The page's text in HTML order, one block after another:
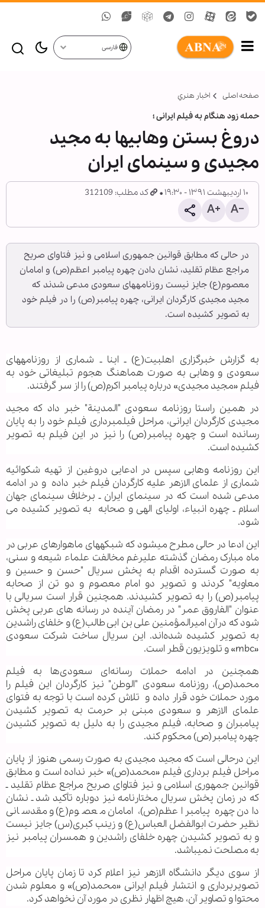
فارسی
صفحه اصلی اخبار هنري
حمله زود هنگام به فیلم ایرانی ؛
دروغ بستن وهابی‏ها به مجید
مجیدی و سینمای ایران
۱۰ اردیبهشت ۱۳۹۱ - ۱۹:۳۰ کد مطلب: 312109
در حالی که مطابق قوانین جمهوری اسلامی و نیز فتاوای صریح
مراجع عظام تقلید، نشان دادن چهره پیامبر اعظم(ص) و امامان
معصوم(ع) جایز نیست روزنامه‏های سعودی مدعی شدند که
مجید مجیدی کارگردان ایرانی، چهره پیامبر(ص) را در فیلم خود
به تصویر کشیده است.
به گزارش خبرگزاری اهل‏بیت(ع) ـ ابنا ـ شماری از روزنامه‏های
سعودی و وهابی به صورت هماهنگ هجوم تبلیغاتی خود به
فیلم «مجید مجیدی» درباره پیامبر اکرم(ص) را از سر گرفتند.
در همین راستا روزنامه سعودی "المدینة" خبر داد که مجید
مجیدی کارگردان ایرانی، مراحل فیلمبرداری فیلم خود را به پایان
رسانده است و چهره پیامبر(ص) را نیز در این فیلم به تصویر
کشیده است.
این روزنامه وهابی سپس در ادعایی دروغین از تهیه شکوائیه
شماری از علمای الازهر علیه کارگردان فیلم خبر داده و در ادامه
مدعی شده است که در سینمای ایران ـ برخلاف سینمای جهان
اسلام ـ چهره انبیاء، اولیای الهی و صحابه به تصویر ‎کشیده می
شود.
این ادعا در حالی مطرح می‏شود که شبکه‏های ماهواره‎ای عربی در
ماه مبارک رمضان گذشته علیرغم مخالفت علماء شیعه و سنی،
به صورت گسترده اقدام به پخش سریال "حسن و حسین و
معاویه" کردند و تصویر دو امام معصوم و دو تن از صحابه
پیامبر(ص) را به تصویر کشیدند. همچنین قرار است سريالی با
عنوان "الفاروق عمر" در رمضان آینده در رسانه های عربی پخش
شود که درآن امیرالمؤمنین علی بن ابی طالب(ع) و خلفای راشدين
به تصوير کشيده شده‌اند. اين سريال ساخت شرکت سعودی
«mbc» و تلويزيون قطر است.
همچنین در ادامه حملات رسانه‌ای سعودی‌ها به فيلم
محمد(ص)، روزنامه‌ سعودی "الوطن" نیز کارگردان این فیلم را
مورد حملات خود قرار داده و تلاش کرده است با توجه به فتوای
علمای الازهر و سعودی مبنی بر حرمت به تصوير کشيدن
پيامبران و صحابه، فیلم مجیدی را به دلیل به تصوير ‌کشیدن
چهره پيامبر(ص) محکوم کند.
این درحالی است که مجید مجیدی به صورت رسمی هنوز از پایان
مراحل فیلم برداری فیلم «محمد(ص)» خبر نداده است و مطابق
قوانین جمهوری اسلامی و نیز فتاوای صریح مراجع عظام تقلید ـ
که در زمان پخش سریال مختارنامه نیز دوباره تأکید شد ـ نشان
دادن چهره پیامبر اعظم(ص)، امامان معصوم(ع) و مقدسانی
نظیر حضرت ابوالفضل العباس(ع) و زینب کبری(س) جایز نیست
و به تصویر کشیدن چهره خلفای راشدین و همسران پیامبر نیز
به مصلحت نمی‏باشد.
از سوی دیگر دانشگاه الازهر نیز اعلام کرد تا زمان پایان مراحل
تصویربرداری و انتشار فیلم ایرانی «محمد(ص)» و معلوم شدن
محتوا و تصاویر آن، هیچ اظهار نظری در مورد آن نخواهد کرد.